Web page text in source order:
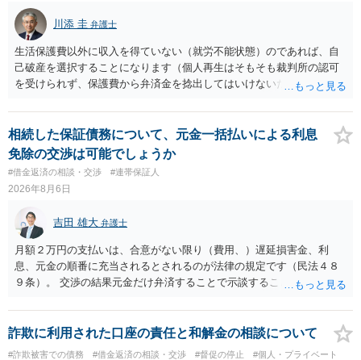
川添 圭 弁護士
生活保護費以外に収入を得ていない（就労不能状態）のであれば、自
己破産を選択することになります（個人再生はそもそも裁判所の認可
を受けられず、保護費から弁済金を捻出してはいけないため任意整理
士費用は法テラスが負担し、裁判所の予納金等も法テラスが援助して
くれるため、弁護士へ自己破産を任せれば解決します。
相続した保証債務について、元金一括払いによる利息
免除の交渉は可能でしょうか
#借金返済の相談・交渉 #連帯保証人
2026年8月6日
吉田 雄大 弁護士
月額２万円の支払いは、合意がない限り（費用、）遅延損害金、利
息、元金の順番に充当されるとされるのが法律の規定です（民法４８
９条）。 交渉の結果元金だけ弁済することで示談することは、弁護士
ることには消極的なことが多いものの、お近くの弁護士にご依頼しチ
ャレンジなさる意義は十分にあると思います。
詐欺に利用された口座の責任と和解金の相談について
#詐欺被害での債務 #借金返済の相談・交渉 #督促の停止 #個人・プライベート